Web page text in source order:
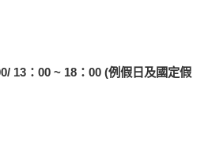
13：00 ~ 18：00 (例假日及國定假